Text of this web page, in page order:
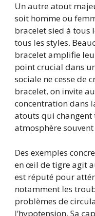
Un autre atout
soit homme ou
bracelet sied à tous
tous les styles.
bracelet amplifie
point crucial dans
sociale ne cesse de
bracelet, on invite
concentration dans
atouts qui
atmosphère
Des exemples
en œil de tigre agit
est réputé pour
notamment les
problèmes de
l’hypotension. Sa